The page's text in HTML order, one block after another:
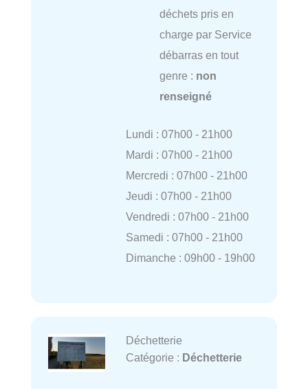
déchets pris en
charge par Service
débarras en tout
genre : non
renseigné
Lundi : 07h00 - 21h00
Mardi : 07h00 - 21h00
Mercredi : 07h00 - 21h00
Jeudi : 07h00 - 21h00
Vendredi : 07h00 - 21h00
Samedi : 07h00 - 21h00
Dimanche : 09h00 - 19h00
Déchetterie
Catégorie : Déchetterie